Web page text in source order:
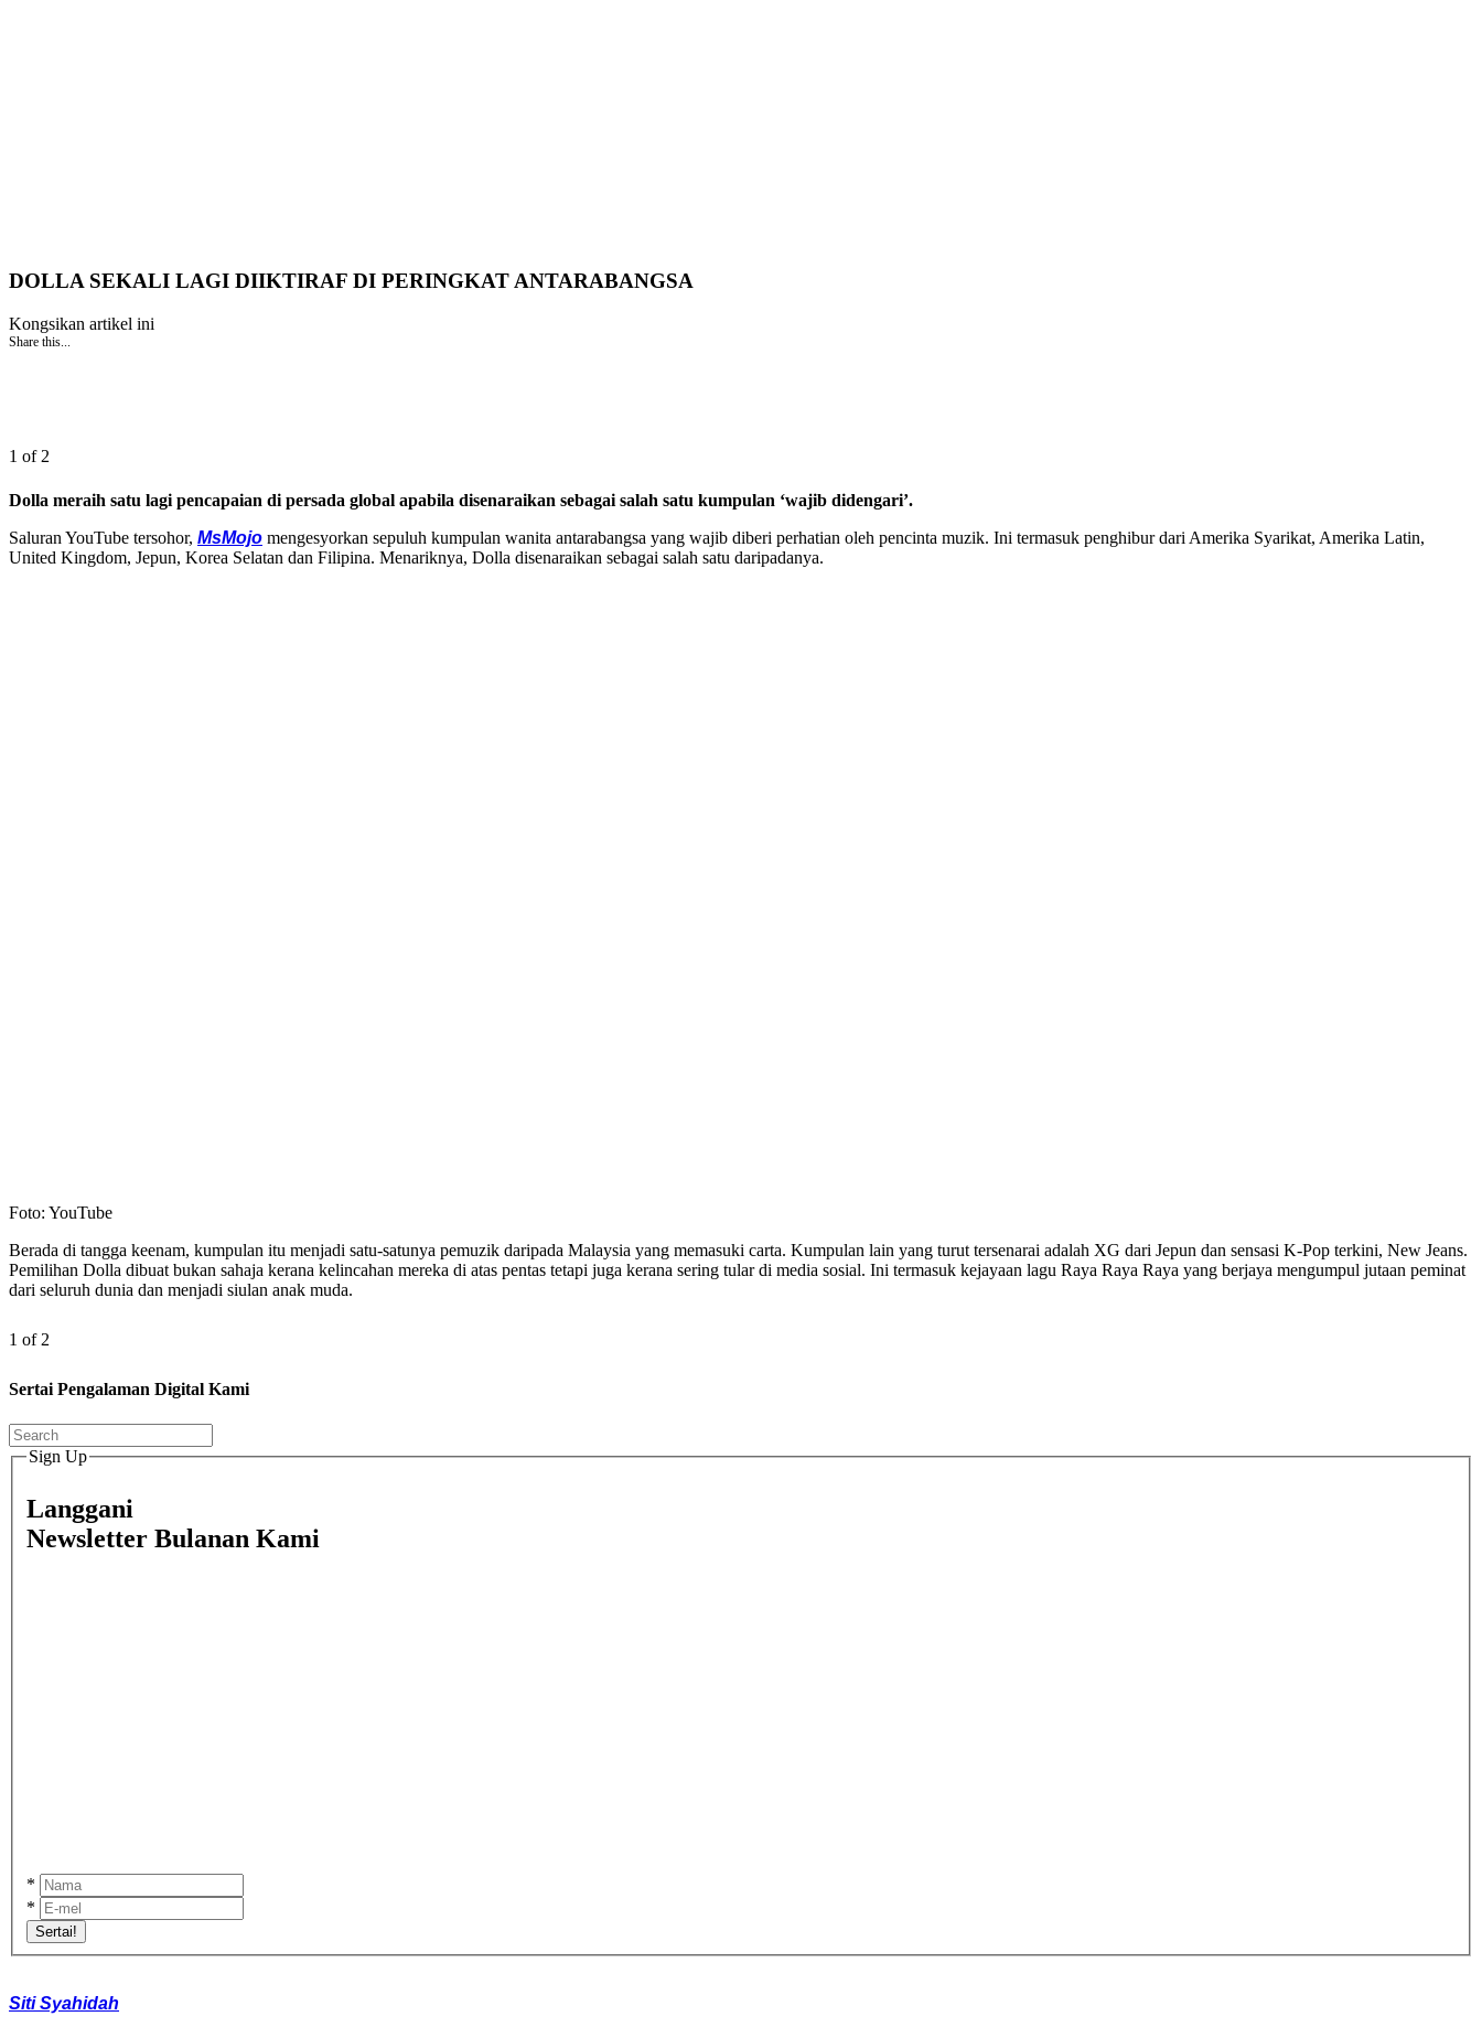
DOLLA SEKALI LAGI DIIKTIRAF DI PERINGKAT ANTARABANGSA
Kongsikan artikel ini
Share this...
1 of 2
Dolla meraih satu lagi pencapaian di persada global apabila disenaraikan sebagai salah satu kumpulan ‘wajib didengari’.
Saluran YouTube tersohor, MsMojo mengesyorkan sepuluh kumpulan wanita antarabangsa yang wajib diberi perhatian oleh pencinta muzik. Ini termasuk penghibur dari Amerika Syarikat, Amerika Latin,
United Kingdom, Jepun, Korea Selatan dan Filipina. Menariknya, Dolla disenaraikan sebagai salah satu daripadanya.
Foto: YouTube
Berada di tangga keenam, kumpulan itu menjadi satu-satunya pemuzik daripada Malaysia yang memasuki carta. Kumpulan lain yang turut tersenarai adalah XG dari Jepun dan sensasi K-Pop terkini, New Jeans.
Pemilihan Dolla dibuat bukan sahaja kerana kelincahan mereka di atas pentas tetapi juga kerana sering tular di media sosial. Ini termasuk kejayaan lagu Raya Raya Raya yang berjaya mengumpul jutaan peminat
dari seluruh dunia dan menjadi siulan anak muda.
1 of 2
Sertai Pengalaman Digital Kami
Sign Up
Langgani
Newsletter Bulanan Kami
*
*
Sertai!
Siti Syahidah